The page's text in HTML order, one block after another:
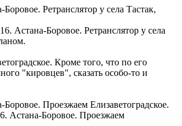
Астана-Боровое. Ретранслятор у села
Кроме того, что по его
"кировцев", сказать особо-то и
Астана-Боровое. Проезжаем